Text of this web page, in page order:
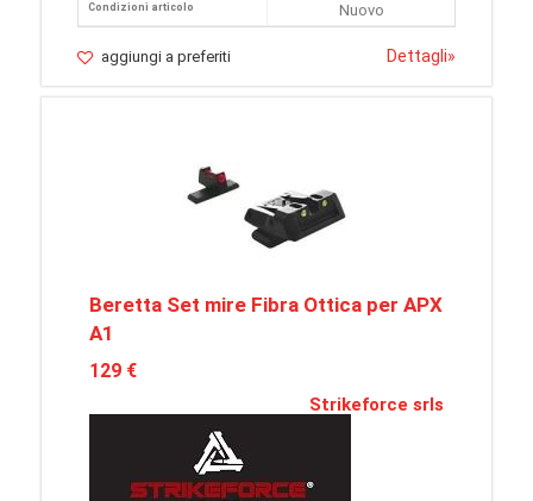
Condizioni articolo
Nuovo
aggiungi a preferiti Dettagli»
Beretta Set mire Fibra Ottica per APX
A1
129 €
Strikeforce srls